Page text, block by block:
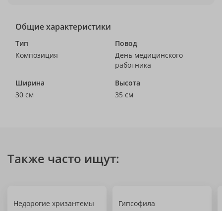
Общие характеристики
Тип
Композиция
Повод
День медицинского
работника
Ширина
30 см
Высота
35 см
Также часто ищут:
Недорогие хризантемы Гипсофила